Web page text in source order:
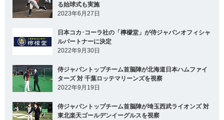
る始球式も実施
2023年6月27日
日本コカ･コーラ社の「檸檬堂」が侍ジャパンオフィシャ
ルパートナーに決定
2022年9月30日
侍ジャパントップチーム首脳陣が北海道日本ハムファイ
ターズ 対 千葉ロッテマリーンズを視察
2022年9月19日
侍ジャパントップチーム首脳陣が埼玉西武ライオンズ 対
東北楽天ゴールデンイーグルスを視察